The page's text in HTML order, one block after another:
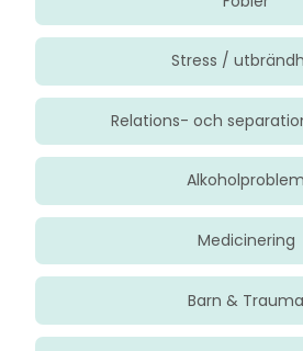
Stress /
Relations- och
Alkoholproblem
Medicinering
Barn & Trauma